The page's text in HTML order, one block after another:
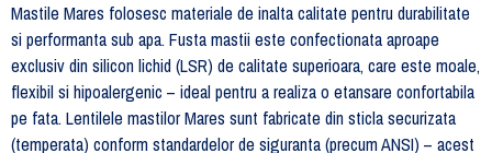
Mastile Mares folosesc materiale de inalta calitate pentru durabilitate
si performanta sub apa. Fusta mastii este confectionata aproape
exclusiv din silicon lichid (LSR) de calitate superioara, care este moale,
flexibil si hipoalergenic – ideal pentru a realiza o etansare confortabila
pe fata. Lentilele mastilor Mares sunt fabricate din sticla securizata
(temperata) conform standardelor de siguranta (precum ANSI) – acest